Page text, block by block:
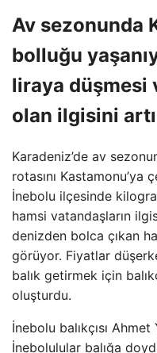
Av sezonunda
bolluğu
liraya düşmesi
olan ilgisini
Karadeniz’de av
rotasını
İnebolu ilçesinde
hamsi vatandaşların
denizden bolca çıkan
görüyor. Fiyatlar
balık getirmek için
oluşturdu.
İnebolu balıkçısı
İnebolulular balığa